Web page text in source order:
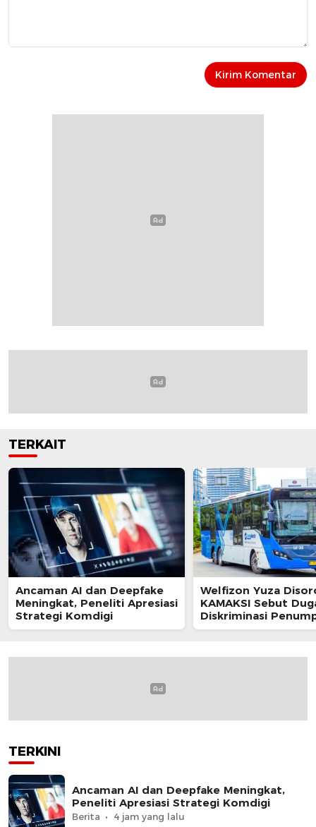
TERKAIT
Ancaman AI dan Deepfake
Meningkat, Peneliti Apresiasi
Strategi Komdigi
Welfizon Yuza
KAMAKSI Sebut
Diskriminasi
TransJakarta
TERKINI
Ancaman AI dan Deepfake Meningkat,
Peneliti Apresiasi Strategi Komdigi
Berita 4 jam yang lalu